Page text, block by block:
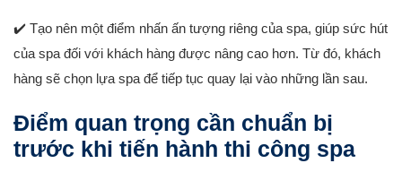
✔ ️ Tạo nên một điểm nhấn ấn tượng riêng của spa, giúp sức hút
của spa đối với khách hàng được nâng cao hơn. Từ đó, khách
hàng sẽ chọn lựa spa để tiếp tục quay lại vào những lần sau.
Điểm quan trọng cần chuẩn bị
trước khi tiến hành thi công spa